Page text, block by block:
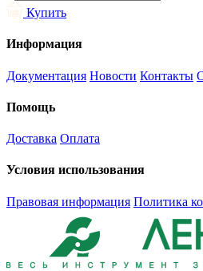
Купить
Информация
Документация Новости Контакты
Помощь
Доставка Оплата
Условия использования
Правовая информация Политика